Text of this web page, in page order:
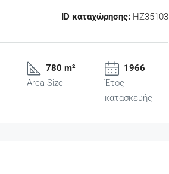
ID καταχώρησης: HZ35103
780 m²
Area Size
1966
Έτος
κατασκευής